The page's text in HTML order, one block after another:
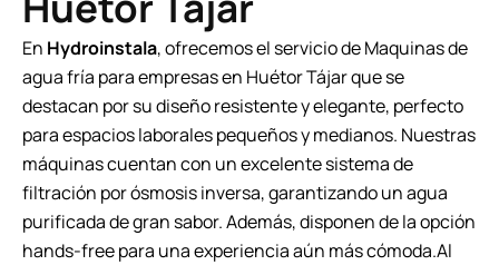
En Hydroinstala, ofrecemos el servicio de Maquinas de
agua fría para empresas en Huétor Tájar que se
destacan por su diseño resistente y elegante, perfecto
para espacios laborales pequeños y medianos. Nuestras
máquinas cuentan con un excelente sistema de
filtración por ósmosis inversa, garantizando un agua
purificada de gran sabor. Además, disponen de la opción
hands-free para una experiencia aún más cómoda.Al